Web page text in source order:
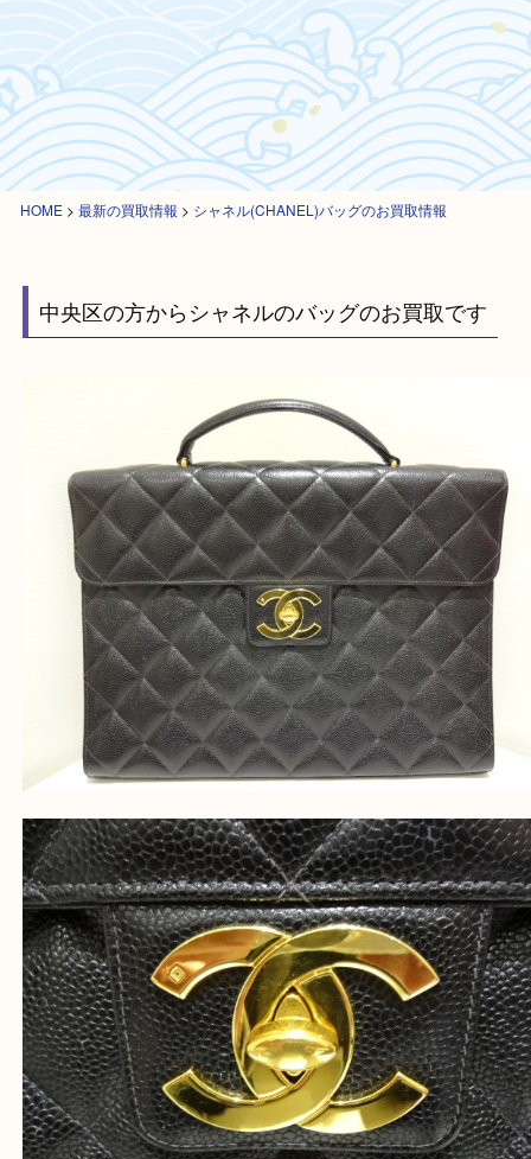
HOME
中央区の方からシャネルのバッグのお買取です